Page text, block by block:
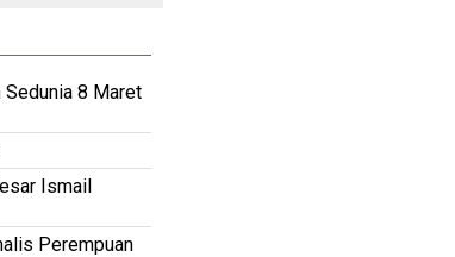
Sedunia 8 Maret
Ismail
Perempuan